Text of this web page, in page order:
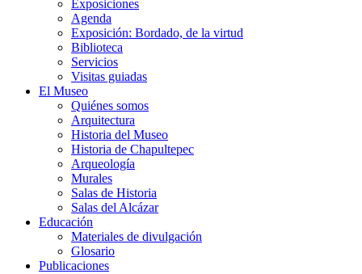
Exposiciones
Agenda
Exposición: Bordado, de la virtud
Biblioteca
Servicios
Visitas guiadas
El Museo
Quiénes somos
Arquitectura
Historia del Museo
Historia de Chapultepec
Arqueología
Murales
Salas de Historia
Salas del Alcázar
Educación
Materiales de divulgación
Glosario
Publicaciones